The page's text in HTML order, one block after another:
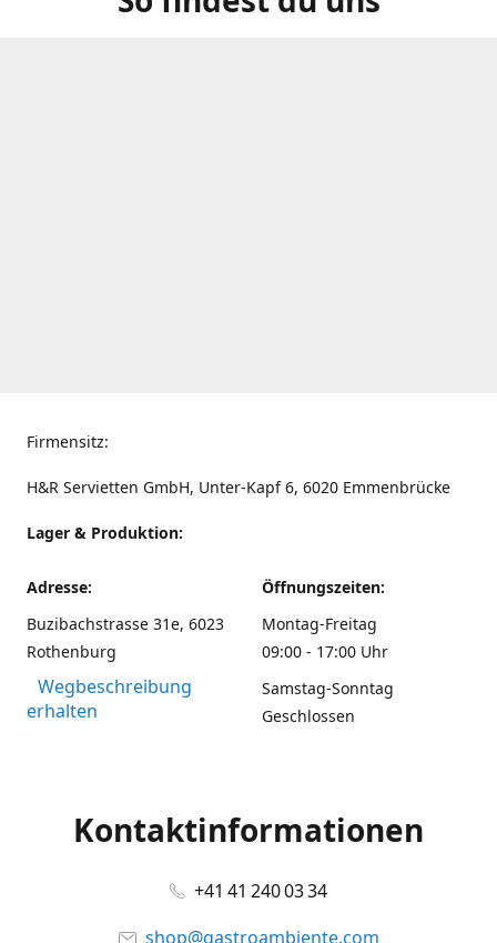
Firmensitz:
H&R Servietten GmbH, Unter-Kapf 6, 6020 Emmenbrücke
Lager & Produktion:
Adresse:
Buzibachstrasse 31e, 6023
Rothenburg
Wegbeschreibung
erhalten
Öffnungszeiten:
Montag-Freitag
09:00 - 17:00 Uhr
Samstag-Sonntag
Geschlossen
Kontaktinformationen
+41 41 240 03 34
shop@gastroambiente.com